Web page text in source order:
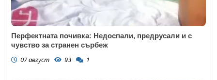
Перфектната почивка: Недоспали, предрусали и с
чувство за странен сърбеж
07 август 93 1